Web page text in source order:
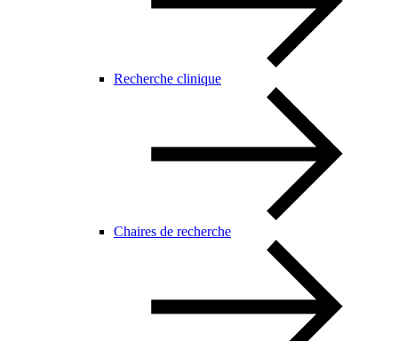
Recherche clinique
Chaires de recherche